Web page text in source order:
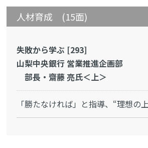
人材育成 (15面)
失敗から学ぶ [293]
山梨中央銀行 営業推進企画部
部長・齋藤 亮氏＜上＞
「勝たなければ」と指導、“理想の